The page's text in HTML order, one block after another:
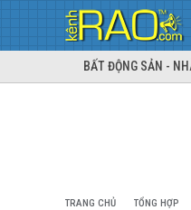
BẤT ĐỘNG SẢN -
TRANG CHỦ TỔNG HỢP